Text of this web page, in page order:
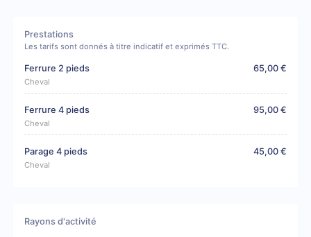
Prestations
Les tarifs sont donnés à titre indicatif et exprimés TTC.
Ferrure 2 pieds
Cheval
65,00 €
Ferrure 4 pieds
Cheval
95,00 €
Parage 4 pieds
Cheval
45,00 €
Rayons d'activité